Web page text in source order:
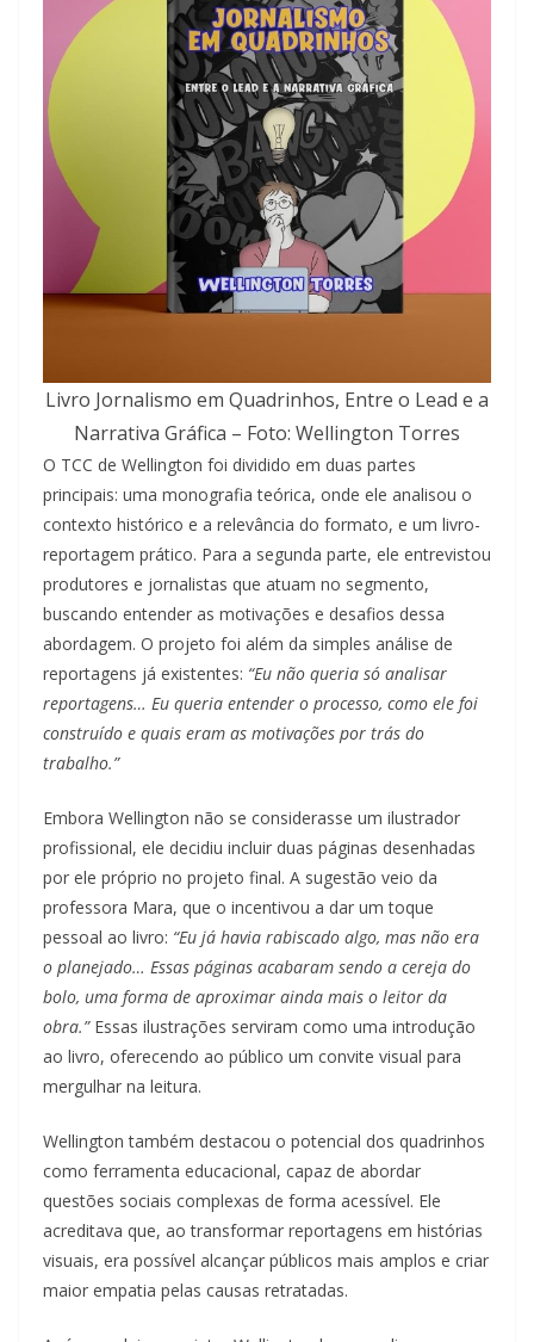
Livro Jornalismo em Quadrinhos, Entre o Lead e a
Narrativa Gráfica – Foto: Wellington Torres
O TCC de Wellington foi dividido em duas partes
principais: uma monografia teórica, onde ele analisou o
contexto histórico e a relevância do formato, e um livro-
reportagem prático. Para a segunda parte, ele entrevistou
produtores e jornalistas que atuam no segmento,
buscando entender as motivações e desafios dessa
abordagem. O projeto foi além da simples análise de
reportagens já existentes: “Eu não queria só analisar
reportagens… Eu queria entender o processo, como ele foi
construído e quais eram as motivações por trás do
trabalho.”
Embora Wellington não se considerasse um ilustrador
profissional, ele decidiu incluir duas páginas desenhadas
por ele próprio no projeto final. A sugestão veio da
professora Mara, que o incentivou a dar um toque
pessoal ao livro: “Eu já havia rabiscado algo, mas não era
o planejado… Essas páginas acabaram sendo a cereja do
bolo, uma forma de aproximar ainda mais o leitor da
obra.”Essas ilustrações serviram como uma introdução
ao livro, oferecendo ao público um convite visual para
mergulhar na leitura.
Wellington também destacou o potencial dos quadrinhos
como ferramenta educacional, capaz de abordar
questões sociais complexas de forma acessível. Ele
acreditava que, ao transformar reportagens em histórias
visuais, era possível alcançar públicos mais amplos e criar
maior empatia pelas causas retratadas.